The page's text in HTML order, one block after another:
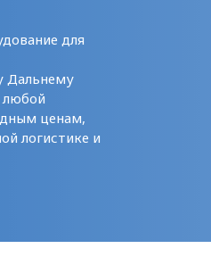
для
Дальнему
любой
ценам,
логистике и